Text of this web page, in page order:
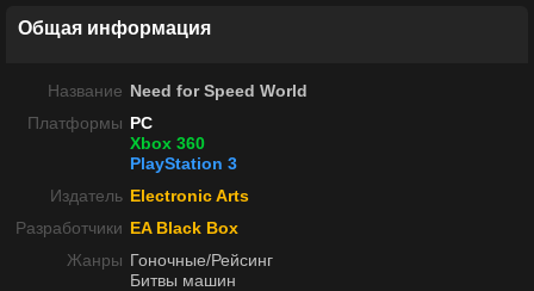
Общая информация
Название Need for Speed World
Платформы PC
Xbox 360
PlayStation 3
Издатель Electronic Arts
Разработчики EA Black Box
Жанры Гоночные/Рейсинг
Битвы машин